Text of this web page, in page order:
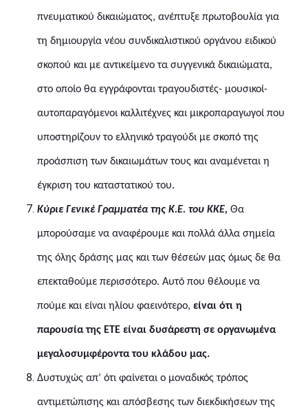
πνευματικού δικαιώματος, ανέπτυξε πρωτοβουλία για
τη δημιουργία νέου συνδικαλιστικού οργάνου ειδικού
σκοπού και με αντικείμενο τα συγγενικά δικαιώματα,
στο οποίο θα εγγράφονται τραγουδιστές- μουσικοί-
αυτοπαραγόμενοι καλλιτέχνες και μικροπαραγωγοί που
υποστηρίζουν το ελληνικό τραγούδι με σκοπό της
προάσπιση των δικαιωμάτων τους και αναμένεται η
έγκριση του καταστατικού του.
Κύριε Γενικέ Γραμματέα της Κ.Ε. του ΚΚΕ, Θα
μπορούσαμε να αναφέρουμε και πολλά άλλα σημεία
της όλης δράσης μας και των θέσεών μας όμως δε θα
επεκταθούμε περισσότερο. Αυτό που θέλουμε να
πούμε και είναι ηλίου φαεινότερο, είναι ότι η
παρουσία της ΕΤΕ είναι δυσάρεστη σε οργανωμένα
μεγαλοσυμφέροντα του κλάδου μας.
Δυστυχώς απ’ ότι φαίνεται ο μοναδικός τρόπος
αντιμετώπισης και απόσβεσης των διεκδικήσεων της